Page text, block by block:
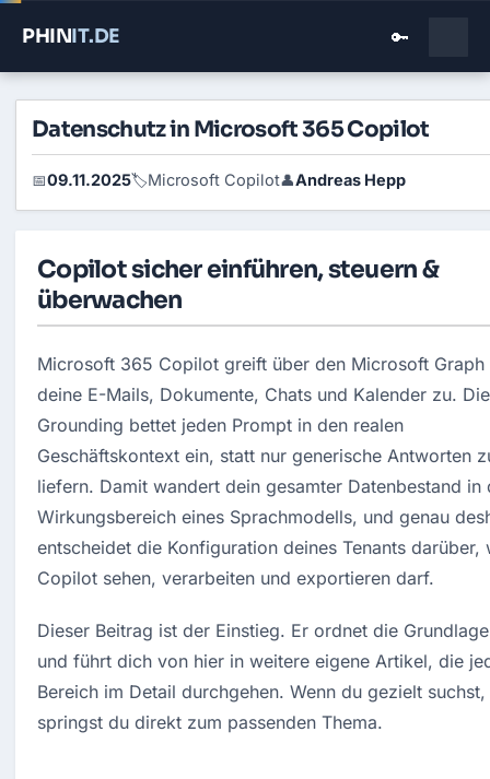
PHINIT.DE 🔑
Datenschutz in Microsoft 365 Copilot
📅09.11.2025🏷️Microsoft Copilot👤Andreas Hepp
Copilot sicher einführen, steuern &
überwachen
Microsoft 365 Copilot greift über den Microsoft Graph
deine E-Mails, Dokumente, Chats und Kalender zu.
Grounding bettet jeden Prompt in den realen
Geschäftskontext ein, statt nur generische Antworten
liefern. Damit wandert dein gesamter Datenbestand in
Wirkungsbereich eines Sprachmodells, und genau
entscheidet die Konfiguration deines Tenants darüber,
Copilot sehen, verarbeiten und exportieren darf.
Dieser Beitrag ist der Einstieg. Er ordnet die
und führt dich von hier in weitere eigene Artikel, die
Bereich im Detail durchgehen. Wenn du gezielt suchst,
springst du direkt zum passenden Thema.